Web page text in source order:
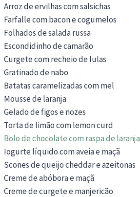
Arroz de ervilhas com salsichas
Farfalle com bacon e cogumelos
Folhados de salada russa
Escondidinho de camarão
Curgete com recheio de lulas
Gratinado de nabo
Batatas caramelizadas com mel
Mousse de laranja
Gelado de figos e nozes
Torta de limão com lemon curd
Bolo de chocolate com raspa de laranja
Iogurte líquido com aveia e maçã
Scones de queijo cheddar e azeitonas
Creme de abóbora e maçã
Creme de curgete e manjericão